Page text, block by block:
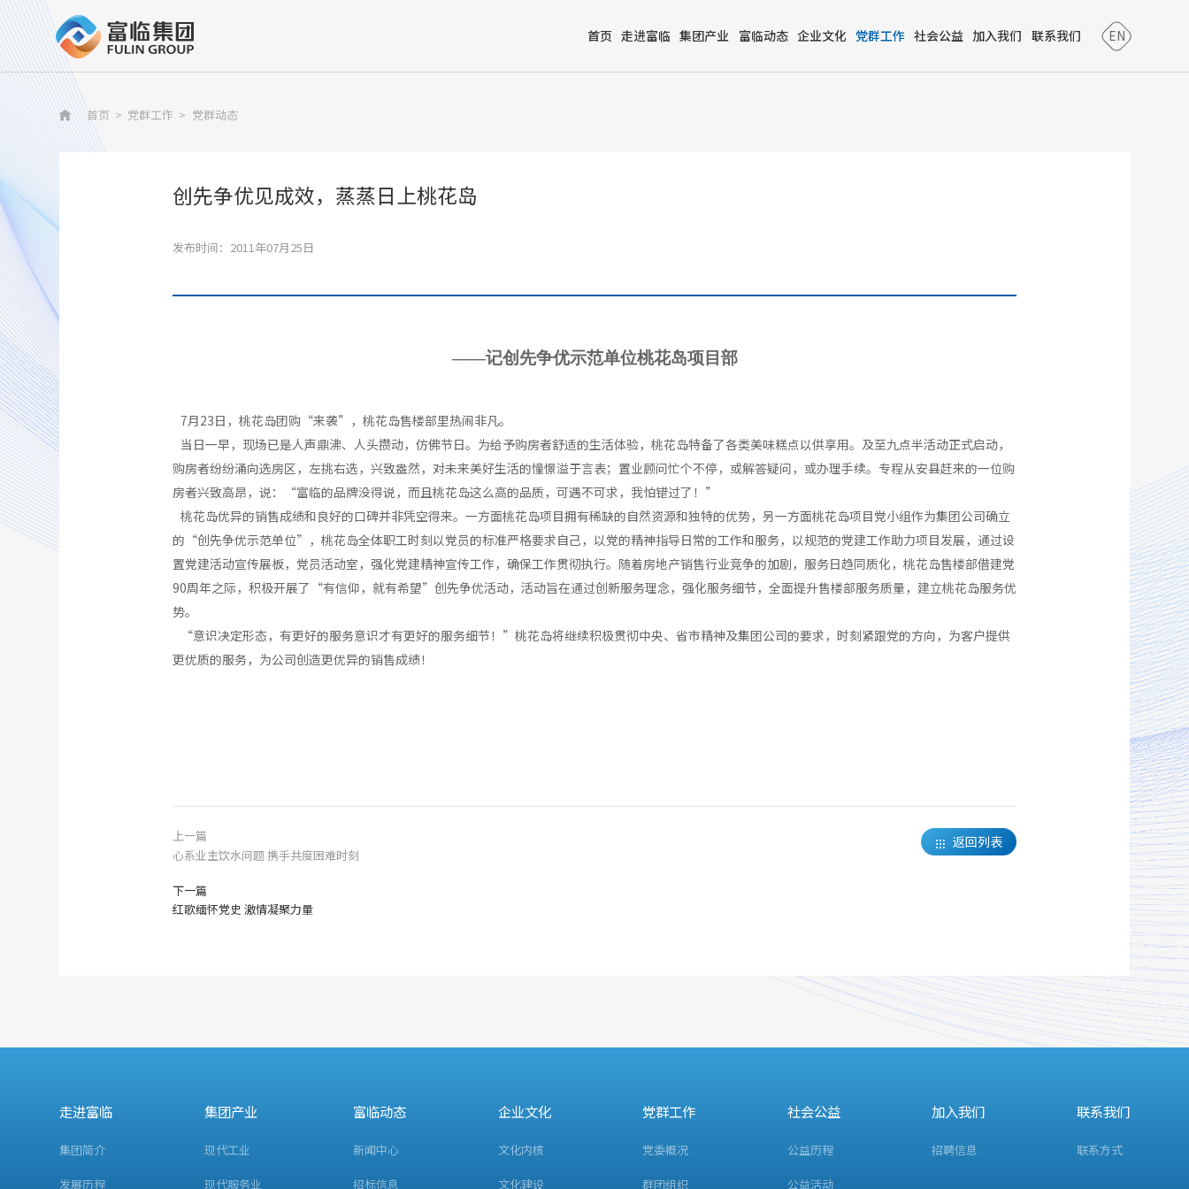
首页 走进富临 集团产业 富临动态 企业文化 党群工作 社会公益 加入我们 联系我们 EN
 首页 > 党群工作 > 党群动态
创先争优见成效，蒸蒸日上桃花岛
发布时间：2011年07月25日
——记创先争优示范单位桃花岛项目部
7月23日，桃花岛团购“来袭”，桃花岛售楼部里热闹非凡。
当日一早，现场已是人声鼎沸、人头攒动，仿佛节日。为给予购房者舒适的生活体验，桃花岛特备了各类美味糕点以供享用。及至九点半活动正式启动，
购房者纷纷涌向选房区，左挑右选，兴致盎然，对未来美好生活的憧憬溢于言表；置业顾问忙个不停，或解答疑问，或办理手续。专程从安县赶来的一位购
房者兴致高昂，说：“富临的品牌没得说，而且桃花岛这么高的品质，可遇不可求，我怕错过了！”
桃花岛优异的销售成绩和良好的口碑并非凭空得来。一方面桃花岛项目拥有稀缺的自然资源和独特的优势，另一方面桃花岛项目党小组作为集团公司确立
的“创先争优示范单位”，桃花岛全体职工时刻以党员的标准严格要求自己，以党的精神指导日常的工作和服务，以规范的党建工作助力项目发展，通过设
置党建活动宣传展板，党员活动室，强化党建精神宣传工作，确保工作贯彻执行。随着房地产销售行业竞争的加剧，服务日趋同质化，桃花岛售楼部借建党
90周年之际，积极开展了“有信仰，就有希望”创先争优活动，活动旨在通过创新服务理念，强化服务细节，全面提升售楼部服务质量，建立桃花岛服务优
势。
“意识决定形态，有更好的服务意识才有更好的服务细节！”桃花岛将继续积极贯彻中央、省市精神及集团公司的要求，时刻紧跟党的方向，为客户提供
更优质的服务，为公司创造更优异的销售成绩！
上一篇
心系业主饮水问题 携手共度困难时刻
下一篇
红歌缅怀党史 激情凝聚力量
 返回列表
走进富临
集团简介
发展历程
集团产业
现代工业
现代服务业
富临动态
新闻中心
招标信息
企业文化
文化内核
文化建设
党群工作
党委概况
群团组织
社会公益
公益历程
公益活动
加入我们
招聘信息
联系我们
联系方式